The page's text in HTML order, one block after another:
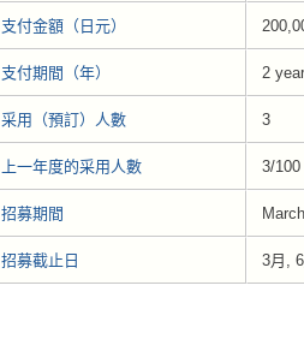
支付金額（日元）
支付期間（年） 2
采用（預訂）人數 3
上一年度的采用人數 3/100
招募期間
招募截止日 3月,